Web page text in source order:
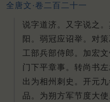
全唐文·卷二百二十一
说字道济。又字说之
阳。弱冠应诏举。对
工部兵部侍郎。加宏
门下平章事。转尚书
出为相州刺史。开元
品。为朔方军节度大